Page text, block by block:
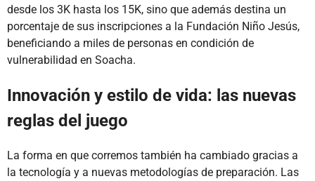
desde los 3K hasta los 15K, sino que además destina un
porcentaje de sus inscripciones a la Fundación Niño Jesús,
beneficiando a miles de personas en condición de
vulnerabilidad en Soacha.
Innovación y estilo de vida: las nuevas
reglas del juego
La forma en que corremos también ha cambiado gracias a
la tecnología y a nuevas metodologías de preparación. Las